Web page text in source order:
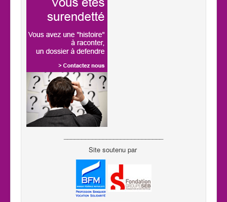
Site soutenu par